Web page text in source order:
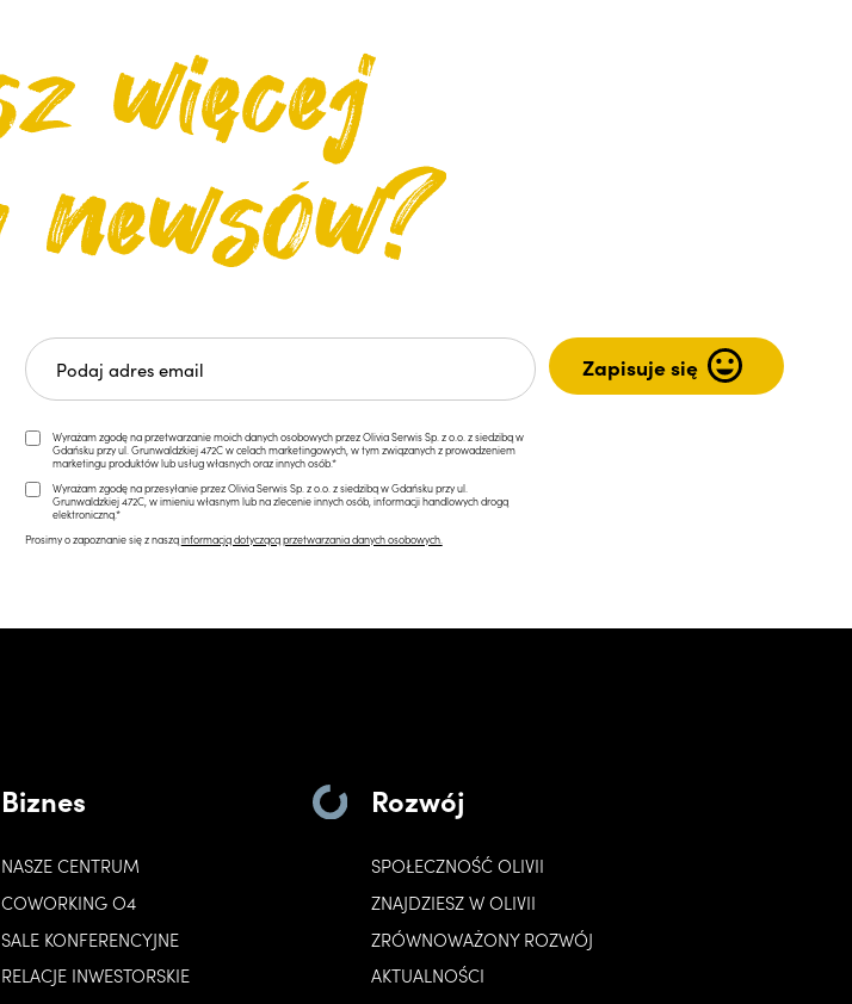
Wyrażam zgodę na przetwarzanie moich danych osobowych przez Olivia Serwis Sp. z o.o. z siedzibą w
Gdańsku przy ul. Grunwaldzkiej 472C w celach marketingowych, w tym związanych z prowadzeniem
marketingu produktów lub usług własnych oraz innych osób.*
Wyrażam zgodę na przesyłanie przez Olivia Serwis Sp. z o.o. z siedzibą w Gdańsku przy ul.
Grunwaldzkiej 472C, w imieniu własnym lub na zlecenie innych osób, informacji handlowych drogą
elektroniczną.*
Prosimy o zapoznanie się z nasząinformacją dotyczącą przetwarzania danych osobowych.
Biznes
NASZE CENTRUM
COWORKING O4
SALE KONFERENCYJNE
RELACJE INWESTORSKIE
Rozwój
SPOŁECZNOŚĆ OLIVII
ZNAJDZIESZ W OLIVII
ZRÓWNOWAŻONY ROZWÓJ
AKTUALNOŚCI